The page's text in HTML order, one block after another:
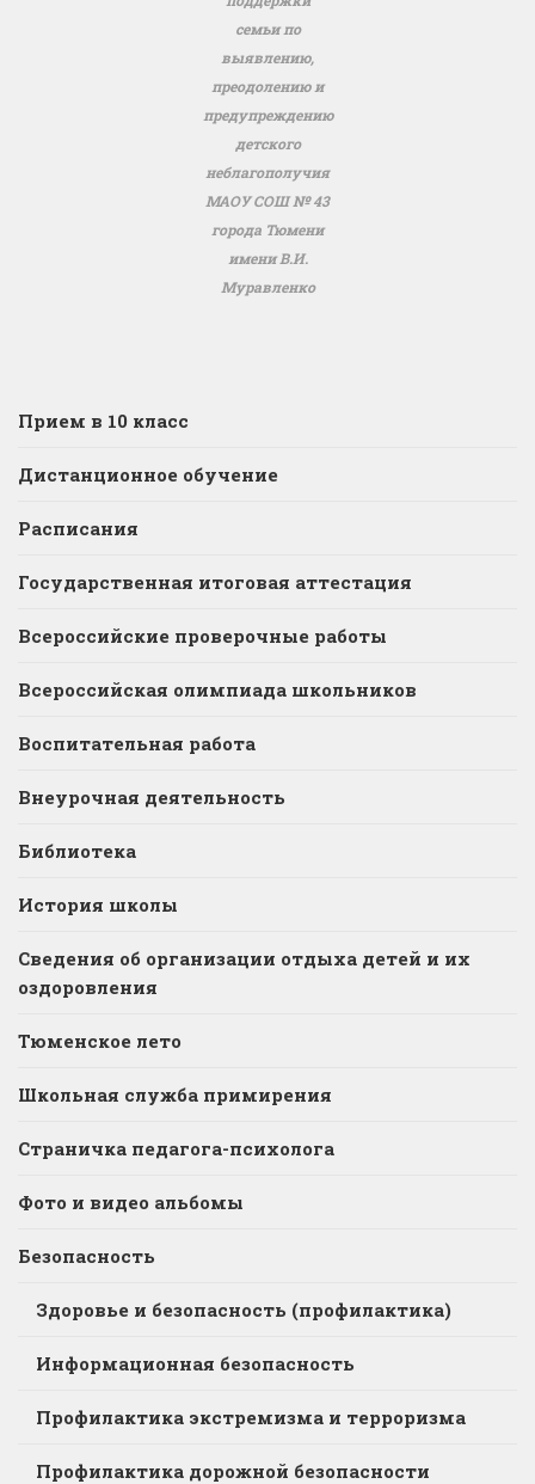
семьи по
выявлению,
преодолению и
предупреждению
детского
неблагополучия
МАОУ СОШ № 43
города Тюмени
имени В.И.
Муравленко
Прием в 10 класс
Дистанционное обучение
Расписания
Государственная итоговая аттестация
Всероссийские проверочные работы
Всероссийская олимпиада школьников
Воспитательная работа
Внеурочная деятельность
Библиотека
История школы
Сведения об организации отдыха детей и их
оздоровления
Тюменское лето
Школьная служба примирения
Страничка педагога-психолога
Фото и видео альбомы
Безопасность
Здоровье и безопасность (профилактика)
Информационная безопасность
Профилактика экстремизма и терроризма
Профилактика дорожной безопасности